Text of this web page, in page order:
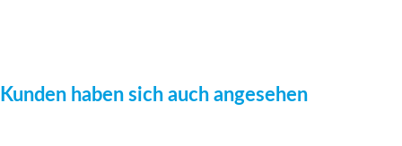
Produktgalerie überspringen
Kunden haben sich auch angesehen